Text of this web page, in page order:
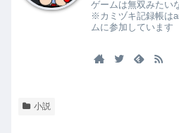
ゲームは無双みたい
※カミヅキ記録帳は
ムに参加しています
小説